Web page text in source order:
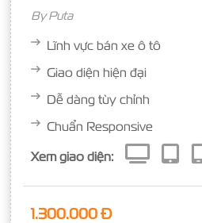
ByPuta
Lĩnh vực bán xe ô tô
Giao diện hiện đại
Dễ dàng tùy chỉnh
Chuẩn Responsive
Xem giao diện:
1.300.000 Đ